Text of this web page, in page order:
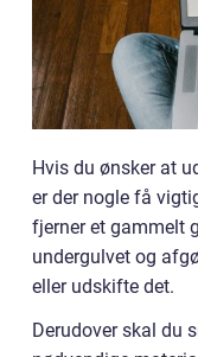
Hvis du ønsker at
er der nogle få
fjerner et gammelt
undergulvet og
eller udskifte det.
Derudover skal du